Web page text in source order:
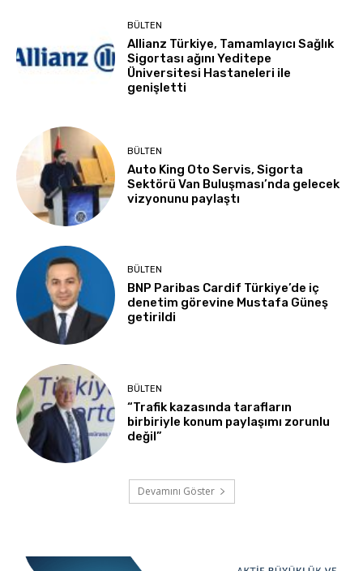
BÜLTEN
Allianz Türkiye, Tamamlayıcı Sağlık
Sigortası ağını Yeditepe
Üniversitesi Hastaneleri ile
genişletti
BÜLTEN
Auto King Oto Servis, Sigorta
Sektörü Van Buluşması’nda gelecek
vizyonunu paylaştı
BÜLTEN
BNP Paribas Cardif Türkiye’de iç
denetim görevine Mustafa Güneş
getirildi
BÜLTEN
“Trafik kazasında tarafların
birbiriyle konum paylaşımı zorunlu
değil”
Devamını Göster